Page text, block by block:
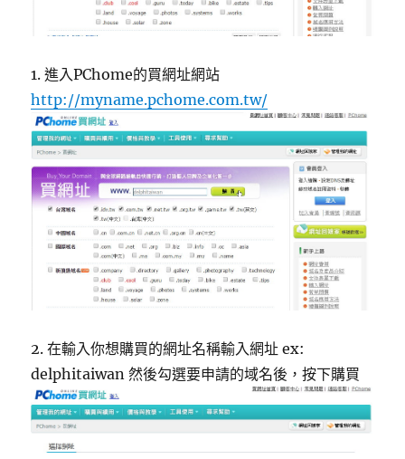
1. 進入PChome的買網址網站
http://myname.pchome.com.tw/
2. 在輸入你想購買的網址名稱輸入網址 ex:
delphitaiwan 然後勾選要申請的域名後，按下購買